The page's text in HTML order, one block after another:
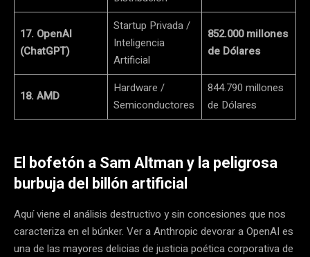
17. OpenAI
(ChatGPT)
Startup Privada /
Inteligencia
Artificial
852.000 millones
de Dólares
18. AMD
Hardware /
Semiconductores
844.790 millones
de Dólares
El bofetón a Sam Altman y la peligrosa
burbuja del billón artificial
Aquí viene el análisis destructivo y sin concesiones que nos
caracteriza en el búnker. Ver a Anthropic devorar a OpenAI es
una de las mayores delicias de justicia poética corporativa de